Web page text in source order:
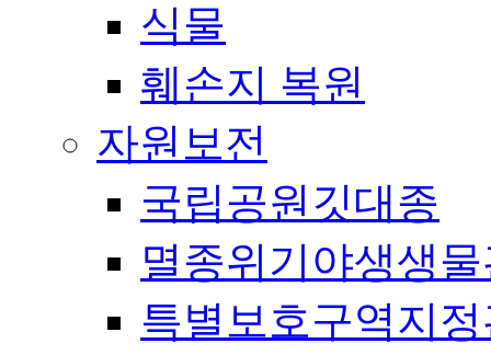
식물
훼손지 복원
자원보전
국립공원깃대종
멸종위기야생생
특별보호구역지